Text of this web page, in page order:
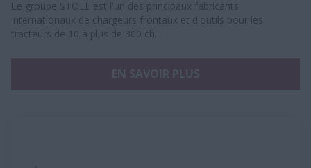
Le groupe STOLL est l'un des principaux fabricants
internationaux de chargeurs frontaux et d'outils pour les
tracteurs de 10 à plus de 300 ch.